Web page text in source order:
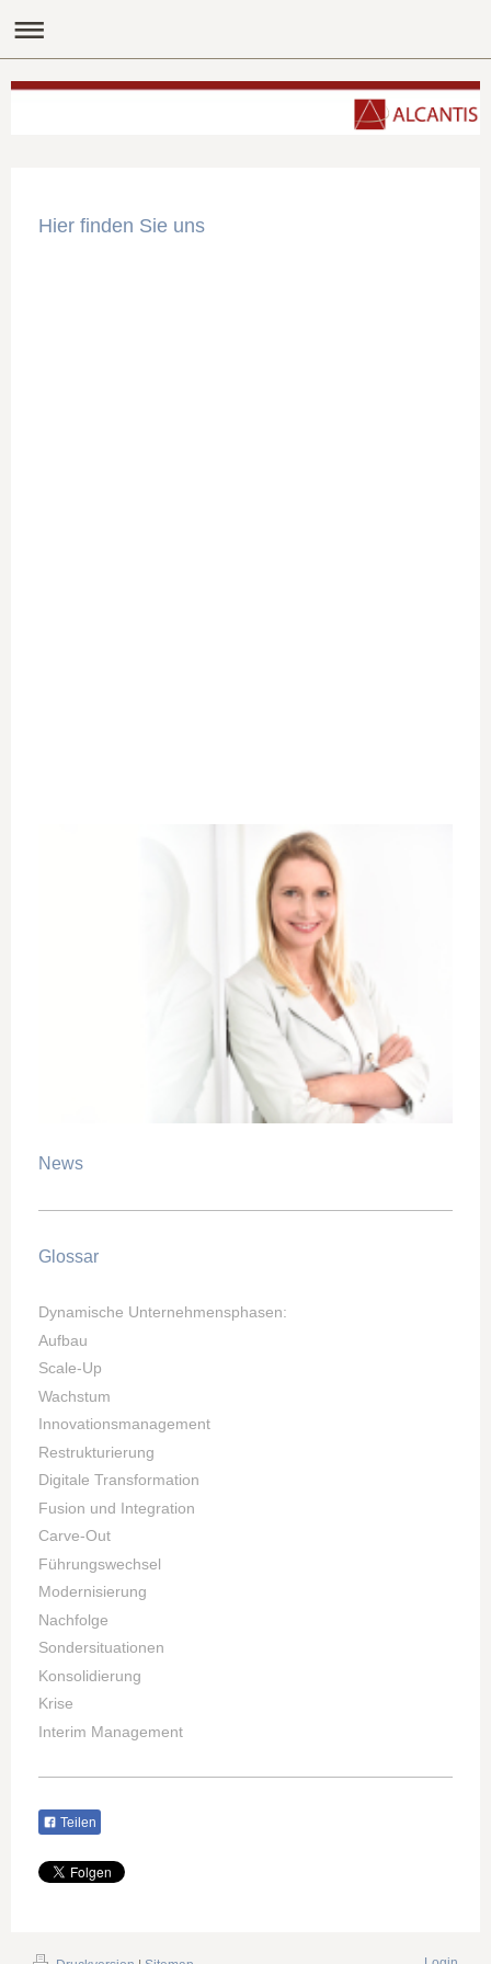
Hier finden Sie uns
News
Glossar
Dynamische Unternehmensphasen:
Aufbau
Scale-Up
Wachstum
Innovationsmanagement
Restrukturierung
Digitale Transformation
Fusion und Integration
Carve-Out
Führungswechsel
Modernisierung
Nachfolge
Sondersituationen
Konsolidierung
Krise
Interim Management
Teilen